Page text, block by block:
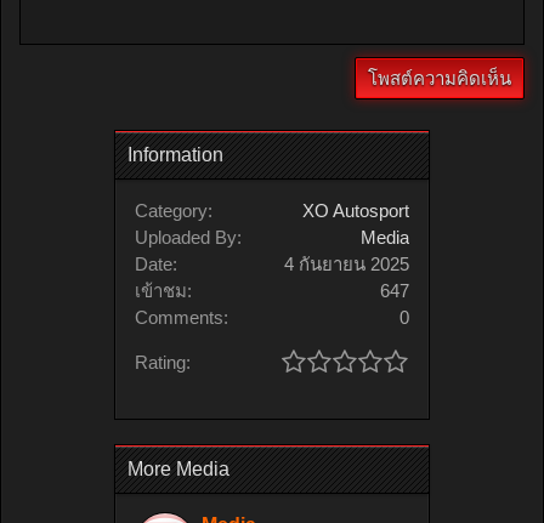
Information
Category:
XO Autosport
Uploaded By:
Media
Date:
4 กันยายน 2025
เข้าชม:
647
Comments:
0
Rating:
More Media